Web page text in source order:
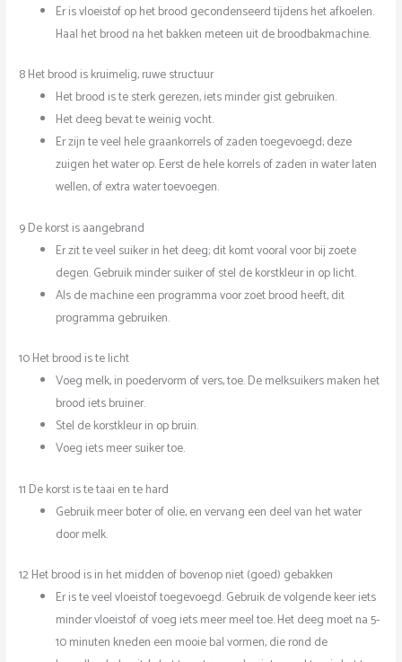
Er is vloeistof op het brood gecondenseerd tijdens het afkoelen.
Haal het brood na het bakken meteen uit de broodbakmachine.
8 Het brood is kruimelig, ruwe structuur
Het brood is te sterk gerezen, iets minder gist gebruiken.
Het deeg bevat te weinig vocht.
Er zijn te veel hele graankorrels of zaden toegevoegd; deze
zuigen het water op. Eerst de hele korrels of zaden in water laten
wellen, of extra water toevoegen.
9 De korst is aangebrand
Er zit te veel suiker in het deeg; dit komt vooral voor bij zoete
degen. Gebruik minder suiker of stel de korstkleur in op licht.
Als de machine een programma voor zoet brood heeft, dit
programma gebruiken.
10 Het brood is te licht
Voeg melk, in poedervorm of vers, toe. De melksuikers maken het
brood iets bruiner.
Stel de korstkleur in op bruin.
Voeg iets meer suiker toe.
11 De korst is te taai en te hard
Gebruik meer boter of olie, en vervang een deel van het water
door melk.
12 Het brood is in het midden of bovenop niet (goed) gebakken
Er is te veel vloeistof toegevoegd. Gebruik de volgende keer iets
minder vloeistof of voeg iets meer meel toe. Het deeg moet na 5-
10 minuten kneden een mooie bal vormen, die rond de